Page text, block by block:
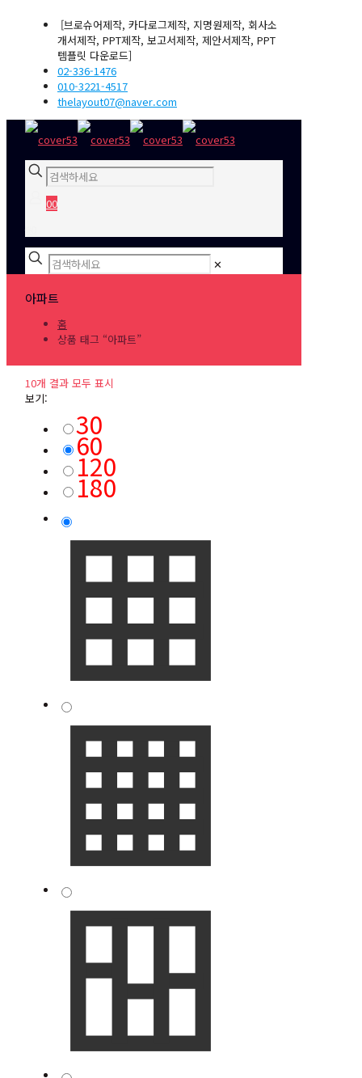
[브로슈어제작, 카다로그제작, 지명원제작, 회사소
개서제작, PPT제작, 보고서제작, 제안서제작, PPT
템플릿 다운로드]
02-336-1476
010-3221-4517
thelayout07@naver.com
00
✕
아파트
홈
상품 태그 “아파트”
10개 결과 모두 표시
보기:
30
60
120
180